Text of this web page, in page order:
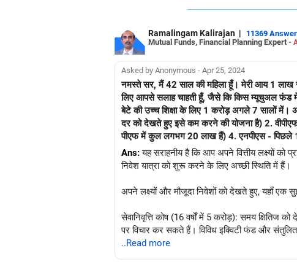
लक्ष्यों और जोखिम सहनशीलता के साथ संरेखित करने के
पर पुनर्मूल्यांकन करने के लिए किसी प्रमाणित वित्तीय
लक्ष्यों पर केंद्रित रहना वित्तीय सफलता प्राप्त करने की
Ramalingam Kalirajan | 11369
Mutual Funds, Financial Planning Expert -
Asked by Anonymous - Apr 25, 2024
नमस्ते सर, मैं 42 साल की महिला हूँ। मेरी आय 1 लाख रुपये प्रति माह है। मेरा 15 साल का बेटा है। मैंने कभी म्यूचुअल फंड में निवेश नहीं किया। म्यूचुअल फंड में निवेश शुरू करने के
लिए आपसे सलाह चाहती हूँ, जैसे कि किस म्यूचुअल फंड में कितना निवेश करना है। ताकि मैं नीचे दिए गए लक्ष्य हासिल
बेटे की उच्च शिक्षा के लिए 1 करोड़ अगले 7 सालों में। अगले 10 वर्षों में अपने बेटे की शादी के लिए 1 करोड़ वर्तमान निवेश हैं: 1. पीपीएफ - पिछले 5 वर्षों से 1.5 लाख प्रति वर्ष (ब्याज
दर को देखते हुए इसे कम करने की योजना है) 2. वीपीएफ - पिछले 2 वर्षों से 22 हजार प्रति माह 3. पीएफ - 12 हजार प्रति माह (और नियोक्ता से अतिरिक्त 12 हजार) (मेरे पास अब
Ans:यह सराहनीय है कि आप अपने वित्तीय लक्ष्यों
निवेश यात्रा को शुरू करने के लिए अच्छी स्थिति में हैं।
अपने लक्ष्यों और मौजूदा निवेशों को देखते हुए, यहाँ एक
सेवानिवृत्ति कोष (16 वर्षों में 5 करोड़): समय
पर विचार कर सकते हैं। विविध इक्विटी फंड और
..Read more